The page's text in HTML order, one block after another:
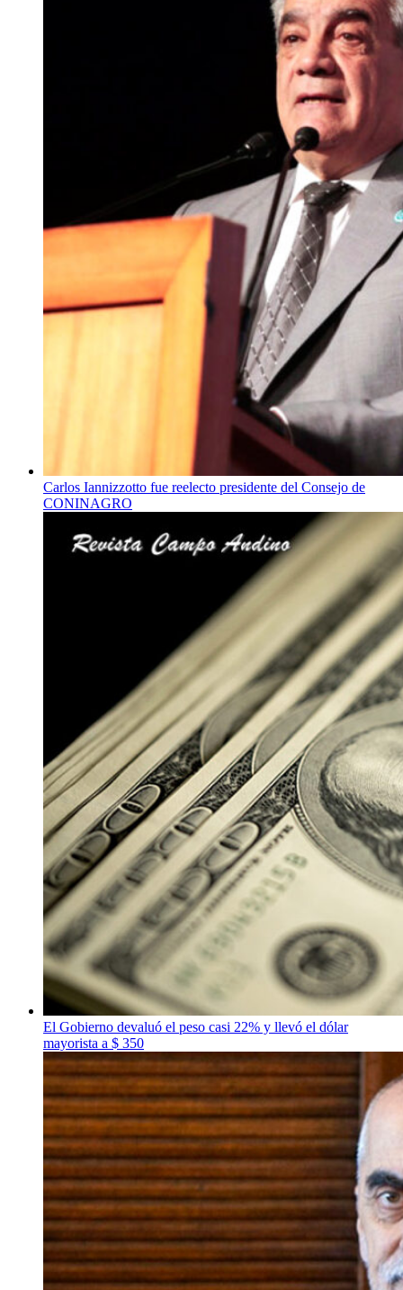
Carlos Iannizzotto fue reelecto presidente del Consejo de
CONINAGRO
El Gobierno devaluó el peso casi 22% y llevó el dólar
mayorista a $ 350